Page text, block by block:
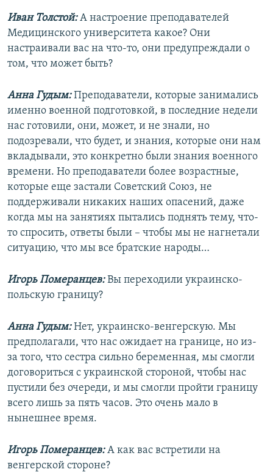
Иван Толстой:А настроение преподавателей
Медицинского университета какое? Они
настраивали вас на что-то, они предупреждали о
том, что может быть?
Анна Гудым:Преподаватели, которые занимались
именно военной подготовкой, в последние недели
нас готовили, они, может, и не знали, но
подозревали, что будет, и знания, которые они нам
вкладывали, это конкретно были знания военного
времени. Но преподаватели более возрастные,
которые еще застали Советский Союз, не
поддерживали никаких наших опасений, даже
когда мы на занятиях пытались поднять тему, что-
то спросить, ответы были – чтобы мы не нагнетали
ситуацию, что мы все братские народы…
Игорь Померанцев:Вы переходили украинско-
польскую границу?
Анна Гудым:Нет, украинско-венгерскую. Мы
предполагали, что нас ожидает на границе, но из-
за того, что сестра сильно беременная, мы смогли
договориться с украинской стороной, чтобы нас
пустили без очереди, и мы смогли пройти границу
всего лишь за пять часов. Это очень мало в
нынешнее время.
Игорь Померанцев:А как вас встретили на
венгерской стороне?